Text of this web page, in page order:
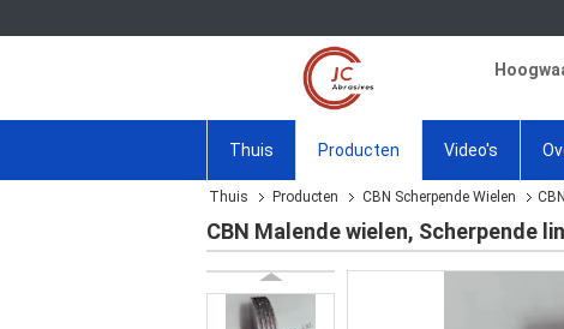
Thuis Producten Video's
Thuis Producten CBN Scherpende Wielen
CBN Malende wielen, Scherpende